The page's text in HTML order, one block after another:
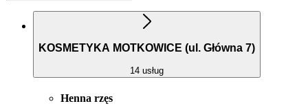
KOSMETYKA MOTKOWICE (ul. Główna 7)
14 usług
Henna rzęs